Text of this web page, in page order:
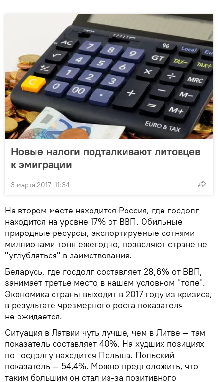
Новые налоги подталкивают литовцев
к эмиграции
3 марта 2017, 11:34
На втором месте находится Россия, где госдолг
находится на уровне 17% от ВВП. Обильные
природные ресурсы, экспортируемые сотнями
миллионами тонн ежегодно, позволяют стране не
"углубляться" в заимствования.
Беларусь, где госдолг составляет 28,6% от ВВП,
занимает третье место в нашем условном "топе".
Экономика страны выходит в 2017 году из кризиса,
в результате чрезмерного роста показателя
не ожидается.
Ситуация в Латвии чуть лучше, чем в Литве — там
показатель составляет 40%. На худших позициях
по госдолгу находится Польша. Польский
показатель — 54,4%. Можно предположить, что
таким большим он стал из-за позитивного